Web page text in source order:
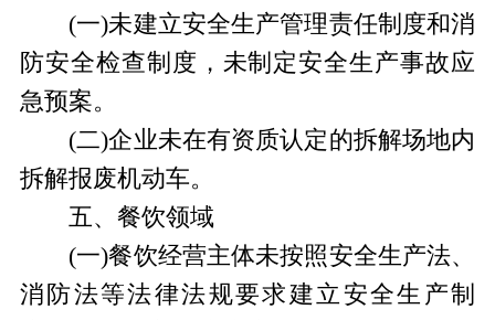
(一)未建立安全生产管理责任制度和消
防安全检查制度，未制定安全生产事故应
急预案。
(二)企业未在有资质认定的拆解场地内
拆解报废机动车。
五、餐饮领域
(一)餐饮经营主体未按照安全生产法、
消防法等法律法规要求建立安全生产制